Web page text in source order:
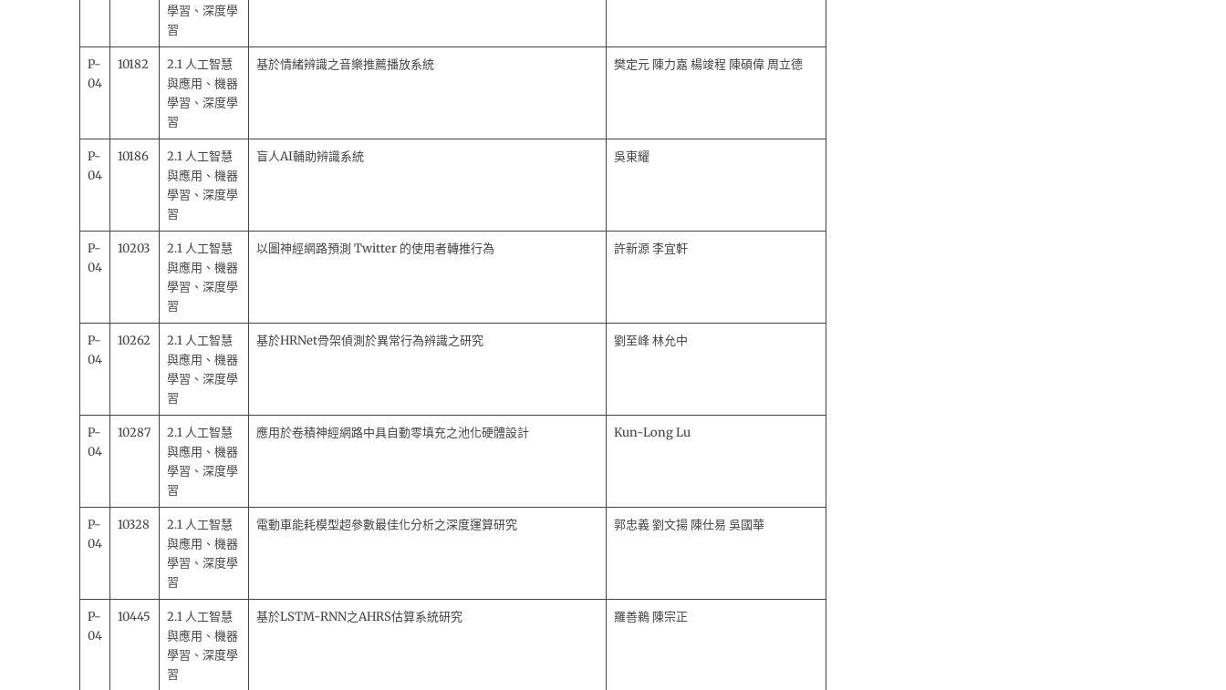
學習、深度學
習
P-
04
10182
2.1 人工智慧
與應用、機器
學習、深度學
習
基於情緒辨識之音樂推薦播放系統 樊定元 陳力嘉 楊竣程 陳碩偉 周立德
P-
04
10186
2.1 人工智慧
與應用、機器
學習、深度學
習
盲人AI輔助辨識系統 吳東耀
P-
04
10203
2.1 人工智慧
與應用、機器
學習、深度學
習
以圖神經網路預測 Twitter 的使用者轉推行為 許新源 李宜軒
P-
04
10262
2.1 人工智慧
與應用、機器
學習、深度學
習
基於HRNet骨架偵測於異常行為辨識之研究 劉至峰 林允中
P-
04
10287
2.1 人工智慧
與應用、機器
學習、深度學
習
應用於卷積神經網路中具自動零填充之池化硬體設計 Kun-Long Lu
P-
04
10328
2.1 人工智慧
與應用、機器
學習、深度學
習
電動車能耗模型超參數最佳化分析之深度運算研究 郭忠義 劉文揚 陳仕易 吳國華
P-
04
10445
2.1 人工智慧
與應用、機器
學習、深度學
習
基於LSTM-RNN之AHRS估算系統研究 羅善鵜 陳宗正